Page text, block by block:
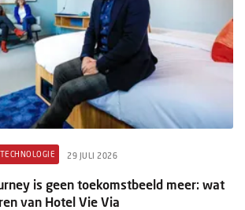
TECHNOLOGIE 29 JULI 2026
is geen toekomstbeeld meer: wat
van Hotel Vie Via